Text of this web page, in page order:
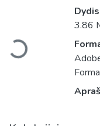
Įkeliama...
3.86